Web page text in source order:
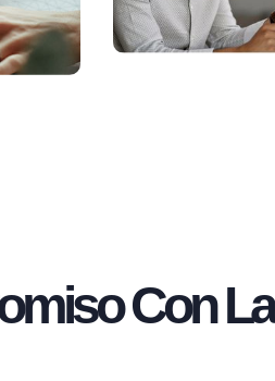
Con La